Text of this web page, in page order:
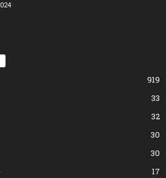
919
33
32
30
30
17